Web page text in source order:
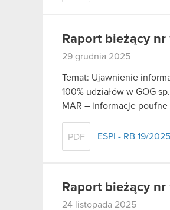
Raport bieżący
29 grudnia 2025
Temat: Ujawnienie
100% udziałów w GOG
MAR – informacje poufne
PDF ESPI - RB 19/2025
Raport bieżący
24 listopada 2025